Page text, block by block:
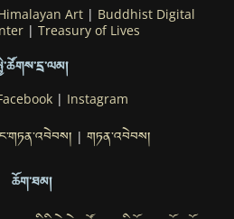
Art| Buddhist Digital
| Treasury of Lives
| Instagram
| གཏན་འབེབས།
ཆོག་ཐམ།